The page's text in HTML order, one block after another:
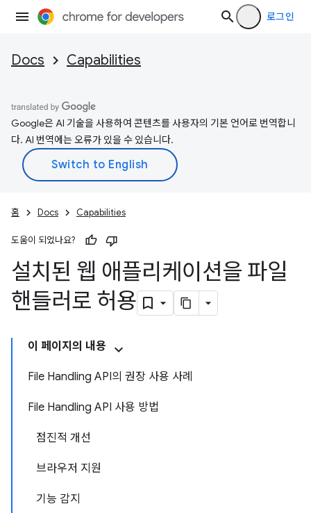
로그인
Docs Capabilities
Google은 AI 기술을 사용하여 콘텐츠를 사용자의 기본 언어로 번역합니
다. AI 번역에는 오류가 있을 수 있습니다.
홈 Docs Capabilities
도움이 되었나요?
설치된 웹 애플리케이션을 파일
핸들러로 허용
이 페이지의 내용
File Handling API의 권장 사용 사례
File Handling API 사용 방법
점진적 개선
브라우저 지원
기능 감지